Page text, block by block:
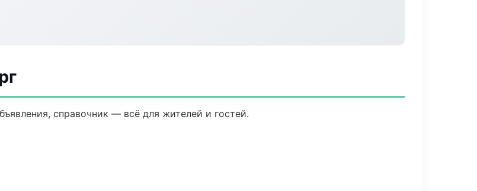
справочник — всё для жителей и гостей.